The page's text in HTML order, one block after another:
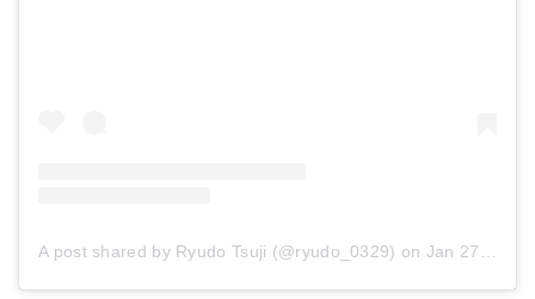
A post shared by Ryudo Tsuji (@ryudo_0329) on Jan 27, 2018 at 2:43am PST